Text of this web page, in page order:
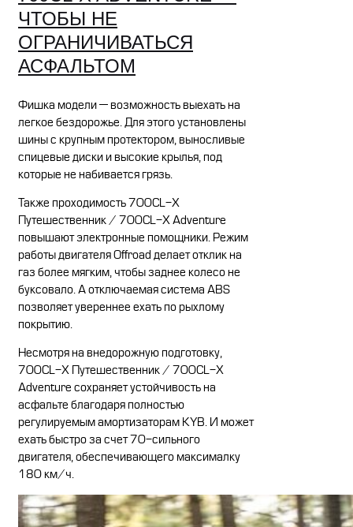
ЧТОБЫ НЕ
ОГРАНИЧИВАТЬСЯ
АСФАЛЬТОМ
Фишка модели — возможность выехать на
легкое бездорожье. Для этого установлены
шины с крупным протектором, выносливые
спицевые диски и высокие крылья, под
которые не набивается грязь.
Также проходимость 700CL-X
Путешественник / 700CL-X Adventure
повышают электронные помощники. Режим
работы двигателя Offroad делает отклик на
газ более мягким, чтобы заднее колесо не
буксовало. А отключаемая система ABS
позволяет увереннее ехать по рыхлому
покрытию.
Несмотря на внедорожную подготовку,
700CL-X Путешественник / 700CL-X
Adventure сохраняет устойчивость на
асфальте благодаря полностью
регулируемым амортизаторам KYB. И может
ехать быстро за счет 70-сильного
двигателя, обеспечивающего максималку
180 км/ч.